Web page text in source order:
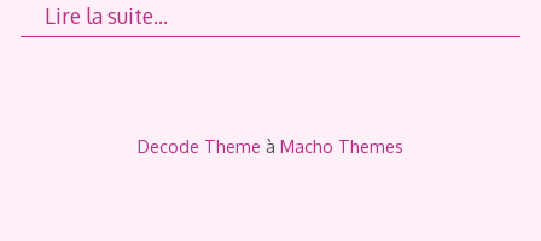
Lire la suite…
Decode Theme à Macho Themes